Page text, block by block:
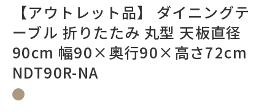
【アウトレット品】 ダイニングテ
ーブル 折りたたみ 丸型 天板直径
90cm 幅90×奥行90×高さ72cm
NDT90R-NA